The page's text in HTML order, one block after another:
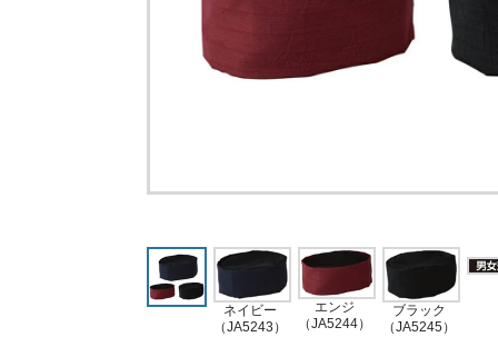
ネイビー
（JA5243）
エンジ
（JA5244）
ブラック
（JA5245）